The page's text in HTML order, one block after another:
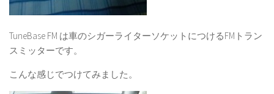
TuneBase FM は車のシガーライターソケットにつけるFMトラン
スミッターです。
こんな感じでつけてみました。